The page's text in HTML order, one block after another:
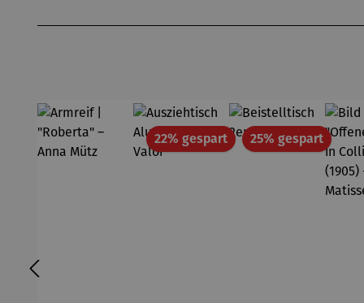
22% gespartRabatt25% gespartRabatt